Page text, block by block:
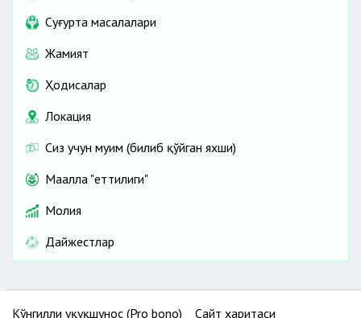
Cуғурта масалалари
Жамият
Ҳодисалар
Локация
Сиз учун муҳим (билиб қўйган яхши)
Маҳалла "еттилиги"
Молия
Дайжестлар
Кўнгилли ҳуқуқшунос (Pro bono) Сайт харитаси